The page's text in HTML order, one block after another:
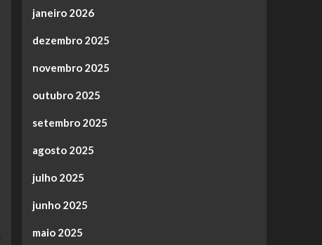
janeiro 2026
dezembro 2025
novembro 2025
outubro 2025
setembro 2025
agosto 2025
julho 2025
junho 2025
maio 2025